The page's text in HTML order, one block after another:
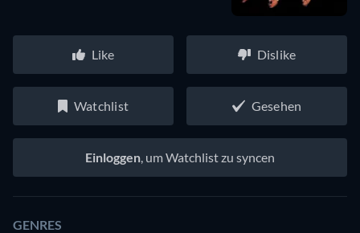
Like Dislike
Watchlist Gesehen
Einloggen, um Watchlist zu syncen
GENRES